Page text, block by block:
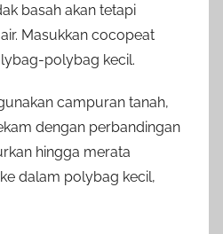
basah akan tetapi
Masukkan cocopeat
polybag kecil.
campuran tanah,
dengan perbandingan
hingga merata
dalam polybag kecil,